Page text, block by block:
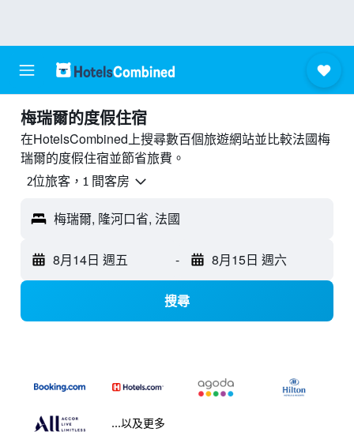
梅瑞爾的度假住宿
在HotelsCombined上搜尋數百個旅遊網站並比較法國梅
瑞爾的度假住宿並節省旅費。
2位旅客，1 間客房
梅瑞爾, 隆河口省, 法國
8月14日 週五 - 8月15日 週六
搜尋
...以及更多